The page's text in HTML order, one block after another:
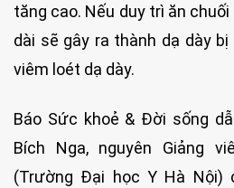
tăng cao. Nếu duy trì ăn
dài sẽ gây ra thành dạ dày bị
viêm loét dạ dày.
Báo Sức khoẻ & Đời sống
Bích Nga, nguyên Giảng
(Trường Đại học Y Hà Nội)